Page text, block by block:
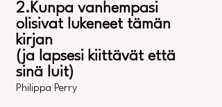
2.Kunpa vanhempasi
olisivat lukeneet tämän
kirjan
(ja lapsesi kiittävät että
sinä luit)
Philippa Perry